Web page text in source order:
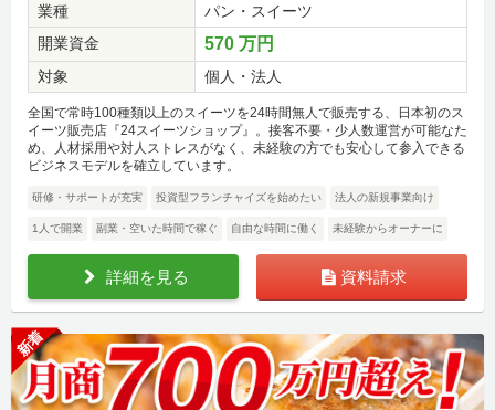
業種
パン・スイーツ
開業資金
570 万円
対象 個人・法人
全国で常時100種類以上のスイーツを24時間無人で販売する、日本初のス
イーツ販売店『24スイーツショップ』。接客不要・少人数運営が可能なた
め、人材採用や対人ストレスがなく、未経験の方でも安心して参入できる
ビジネスモデルを確立しています。
研修・サポートが充実 投資型フランチャイズを始めたい 法人の新規事業向け
1人で開業 副業・空いた時間で稼ぐ 自由な時間に働く 未経験からオーナーに
詳細を見る 資料請求
新着